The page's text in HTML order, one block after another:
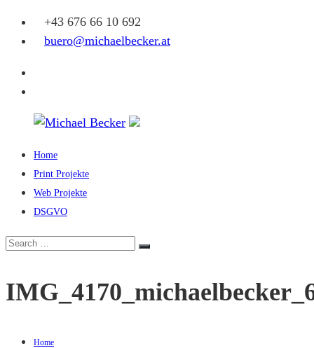
Skip
+43 676 66 10 692
buero@michaelbecker.at
Michael
Becker
Eine
weitere
WordPress-
Home
Print Projekte
Web Projekte
DSGVO
Search
Search
Home